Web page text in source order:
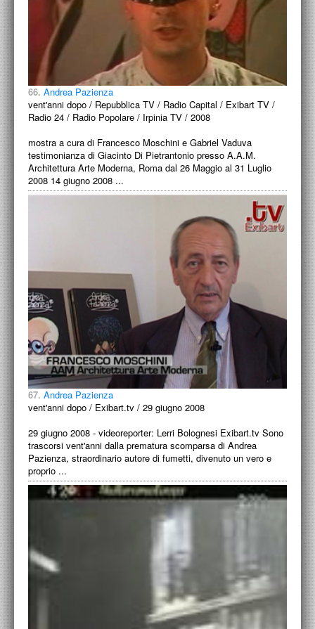
66. Andrea Pazienza
vent'anni dopo / Repubblica TV / Radio Capital / Exibart TV /
Radio 24 / Radio Popolare / Irpinia TV / 2008
mostra a cura di Francesco Moschini e Gabriel Vaduva
testimonianza di Giacinto Di Pietrantonio presso A.A.M.
Architettura Arte Moderna, Roma dal 26 Maggio al 31 Luglio
2008 14 giugno 2008 ...
67. Andrea Pazienza
vent'anni dopo / Exibart.tv / 29 giugno 2008
29 giugno 2008 - videoreporter: Lerri Bolognesi Exibart.tv Sono
trascorsi vent'anni dalla prematura scomparsa di Andrea
Pazienza, straordinario autore di fumetti, divenuto un vero e
proprio ...